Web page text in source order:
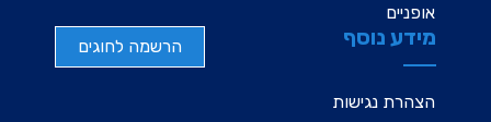
אופניים
מידע נוסף
הצהרת נגישות
הרשמה לחוגים